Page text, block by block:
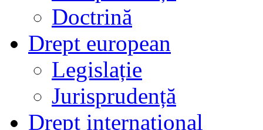
Doctrină
Drept european
Legislație
Jurisprudență
Drept internațional